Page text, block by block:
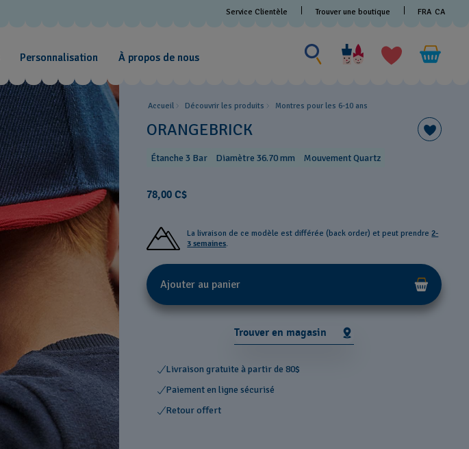
Service Clientèle Trouver une boutique FRA CA
Personnalisation À propos de nous
Rechercher
un
produit
Accueil Découvrir les produits Montres pour les 6-10 ans
ORANGEBRICK
Étanche 3 Bar Diamètre 36.70 mm Mouvement Quartz
78,00 C$
La livraison de ce modèle est différée (back order) et peut prendre2-
3 semaines.
Ajouter au panier
Trouver en magasin
Livraison gratuite à partir de 80$
Paiement en ligne sécurisé
Retour offert